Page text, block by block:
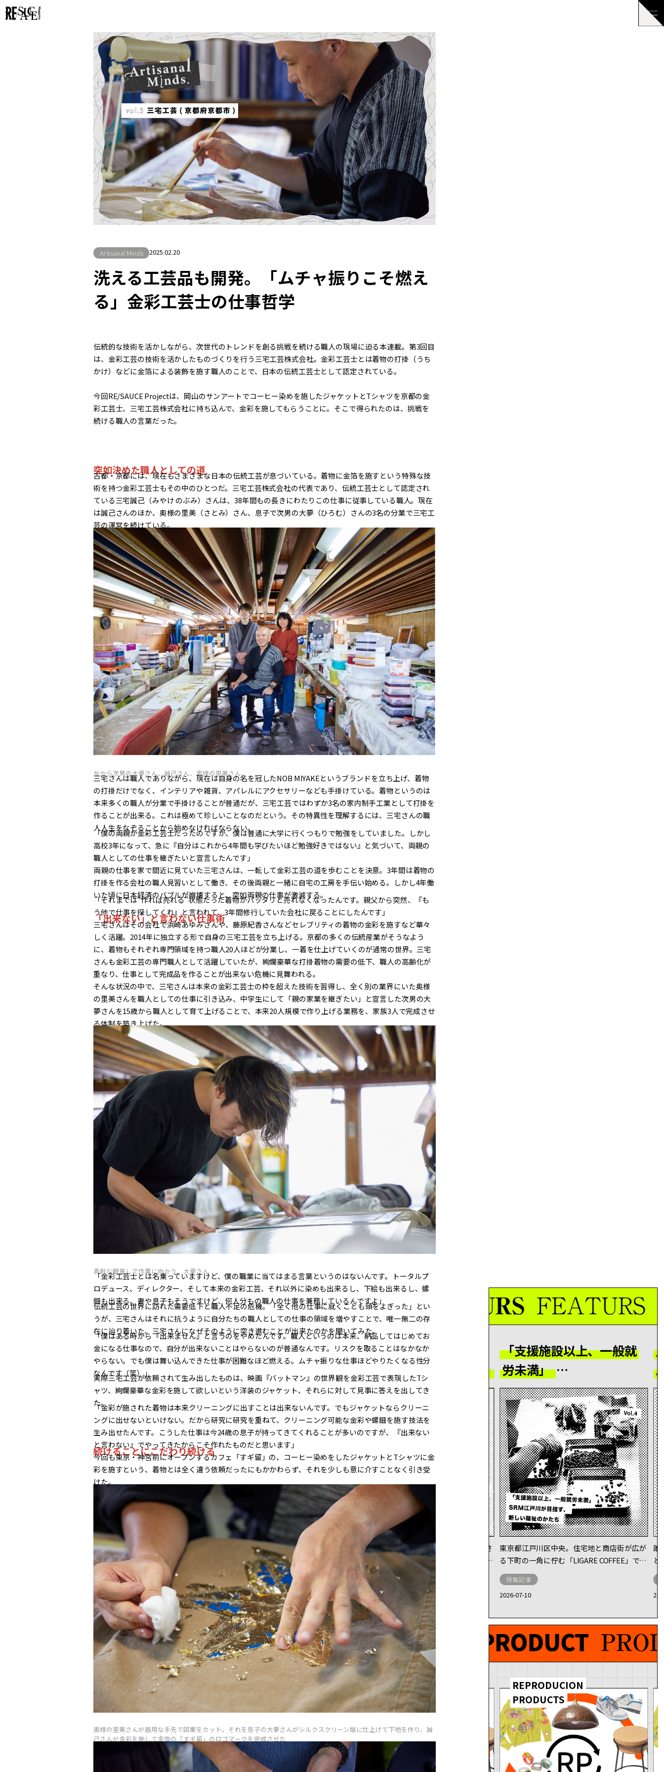
Artisanal Minds 2025.02.20
洗える工芸品も開発。「ムチャ振りこそ燃え
る」金彩工芸士の仕事哲学
伝統的な技術を活かしながら、次世代のトレンドを創る挑戦を続ける職人の現場に迫る本連載。第3回目
は、金彩工芸の技術を活かしたものづくりを行う三宅工芸株式会社。金彩工芸士とは着物の打掛（うち
かけ）などに金箔による装飾を施す職人のことで、日本の伝統工芸士として認定されている。
今回RE/SAUCE Projectは、岡山のサンアートでコーヒー染めを施したジャケットとTシャツを京都の金
彩工芸士、三宅工芸株式会社に持ち込んで、金彩を施してもらうことに。そこで得られたのは、挑戦を
続ける職人の言葉だった。
突如決めた職人としての道
古都・京都には、現在もさまざまな日本の伝統工芸が息づいている。着物に金箔を施すという特殊な技
術を持つ金彩工芸士もその中のひとつだ。三宅工芸株式会社の代表であり、伝統工芸士として認定され
ている三宅誠己（みやけ のぶみ）さんは、38年間もの長きにわたりこの仕事に従事している職人。現在
は誠己さんのほか、奥様の里美（さとみ）さん、息子で次男の大夢（ひろむ）さんの3名の分業で三宅工
芸の運営を続けている。
左から次男の大夢さん、誠己さん、奥様の里美さん
三宅さんは職人でありながら、現在は自身の名を冠したNOB MIYAKEというブランドを立ち上げ、着物
の打掛だけでなく、インテリアや雑貨、アパレルにアクセサリーなども手掛けている。着物というのは
本来多くの職人が分業で手掛けることが普通だが、三宅工芸ではわずか3名の家内制手工業として打掛を
作ることが出来る。これは極めて珍しいことなのだという。その特異性を理解するには、三宅さんの職
人人生をなぞることから始めなければならない。
「僕の両親が金彩工芸士だったのですが、僕は普通に大学に行くつもりで勉強をしていました。しかし
高校3年になって、急に『自分はこれから4年間も学びたいほど勉強好きではない』と気づいて、両親の
職人としての仕事を継ぎたいと宣言したんです」
両親の仕事を家で間近に見ていた三宅さんは、一転して金彩工芸の道を歩むことを決意。3年間は着物の
打掛を作る会社の職人見習いとして働き、その後両親と一緒に自宅の工房を手伝い始める。しかし4年働
いた頃に日本経済のバブルが崩壊すると、突如両親の仕事が激減する。
「それまでは“作れば売れる”状態だった着物がパッタリと売れなくなったんです。親父から突然、『も
う他で仕事を探してくれ』と言われて、3年間修行していた会社に戻ることにしたんです」
「出来ない」と言わない仕事術
三宅さんはその会社で浜崎あゆみさんや、藤原紀香さんなどセレブリティの着物の金彩を施すなど華々
しく活躍。2014年に独立する形で自身の三宅工芸を立ち上げる。京都の多くの伝統産業がそうなよう
に、着物もそれぞれ専門領域を持つ職人20人ほどが分業し、一着を仕上げていくのが通常の世界。三宅
さんも金彩工芸の専門職人として活躍していたが、絢爛豪華な打掛着物の需要の低下、職人の高齢化が
重なり、仕事として完成品を作ることが出来ない危機に見舞われる。
そんな状況の中で、三宅さんは本来の金彩工芸士の枠を超えた技術を習得し、全く別の業界にいた奥様
の里美さんを職人としての仕事に引き込み、中学生にして「親の家業を継ぎたい」と宣言した次男の大
夢さんを15歳から職人として育て上げることで、本来20人規模で作り上げる業務を、家族3人で完成させ
る体制を築き上げた。
真剣な眼差しで作業に向かう、大夢さん
「金彩工芸士とは名乗っていますけど、僕の職業に当てはまる言葉というのはないんです。トータルプ
ロデュース、ディレクター、そして本来の金彩工芸、それ以外に染めも出来るし、下絵も出来るし、螺
鈿も出来る。妻や息子もそうですけど、何人分もの職人の仕事を兼務しているんですよ」
伝統工芸の世界に訪れた需要低下と職人不足の危機。「全く他の仕事に就くことも頭をよぎった」とい
うが、三宅さんはそれに抗うように自分たちの職人としての仕事の領域を増やすことで、唯一無二の存
在に辿り着いた。三宅さんになぜそのように突き進むことが出来たのかを聞いてみた。
「僕はある時から『出来ません』と言うのをやめたんです。職人というのは本来、納品してはじめてお
金になる仕事なので、自分が出来ないことはやらないのが普通なんです。リスクを取ることはなかなか
やらない。でも僕は舞い込んできた仕事が困難なほど燃える。ムチャ振りな仕事ほどやりたくなる性分
なんです（笑）」
実際三宅工芸が依頼されて生み出したものは、映画『バットマン』の世界観を金彩工芸で表現したTシ
ャツ、絢爛豪華な金彩を施して欲しいという洋装のジャケット、それらに対して見事に答えを出してき
た。
「金彩が施された着物は本来クリーニングに出すことは出来ないんです。でもジャケットならクリーニ
ングに出せないといけない。だから研究に研究を重ねて、クリーニング可能な金彩や螺鈿を施す技法を
生み出せたんです。こうした仕事は今24歳の息子が持ってきてくれることが多いのですが、『出来ない
と言わない』でやってきたからこそ作れたものだと思います」
続けることにこだわり続ける
今回も東京・神宮前にオープンするカフェ「すギ留」の、コーヒー染めをしたジャケットとTシャツに金
彩を施すという、着物とは全く違う依頼だったにもかかわらず、それを少しも意に介すことなく引き受
けた。
奥様の里美さんが器用な手先で図案をカット。それを息子の大夢さんがシルクスクリーン版に仕上げて下地を作り、誠
己さんが金彩を施して金箔の「すギ留」のロゴマークを完成させた
つながり、ひらけた場所
を目指して。
陶芸ブランド「ONE
KILN」×
雨のパレード 福永浩平
地域文化や技術に独自のセンスやアイデアを
組み合わせながら、その魅力を再構築し、日
本全国、ひいては世界に発信しているクリエ
イターたち。鹿児島で活動する陶芸作家・城
戸雄介さんもその1人だ。城戸さんが主宰す
る陶器ブランド「ONE KILN」では、鹿児島
の特徴とも言える桜島の火山灰や製作途中で
割れた器を再利用したシリーズを立ち上げる
など、地域密着・循環型のものづくりへの挑
戦を続けてきた。鹿児島愛が詰まった器は県
境をはるかに超え、今や東京のセレクトショ
ップにも並ぶ。
今回は、城戸さんがRE/SAUCE Projectの活
り、アトリエへの訪問が実現した。訪れるの
は、同じく鹿児島出身であり、かねてより
ONE KILNの作品世界に惹かれていた福永浩
特集記事
2025-04-04
“好き”はなるべく自分の
近くに。菅原ありあが伝統
文化に挑む理由
「墨絵」というと、美術館や博物館に展示さ
れている古典的な絵画を想像する人が多いの
ではないだろうか。騒がしい日常とは遠く離
れた、静かで高尚な世界にだけ存在するも
の。伝統文化に対して抱きがちな、そんなイ
メージを覆し、我々の暮らしにぐっと近づけ
ようと試みている人がいる。
大自然に少しフィクショナルなエッセンスを
加えて、独自の世界を描き出す墨絵アーティ
スト、菅原ありあさん。最新の個展では表具
店と協力してミニ掛け軸の制作を行うなど、
新たなアプローチで伝統文化の魅力を惹き出
している。一体何が彼女を、自由な挑戦へと
先にあったのは、「良いものはなるべく自分
の生活に取り入れたい」という素朴で強い想
いだった。
特集記事
2025-02-20
「支援施設以上、一般就
労未満」
SRM江戸川が目指す、新し
い福祉のかたち
東京都江戸川区中央。住宅地と商店街が広が
る下町の一角に佇む「LIGARE COFFEE」で
は、障がいのある方たちが焙煎したスペシャ
ルティコーヒーが提供されている。
このコーヒーを手がけるのが、全国でも珍し
業所※「SRM江戸川」だ。
「福祉を変えたい」
そう語る代表の西野宏太郎さんに、その取り
組みと想いについて話を伺った 。
特集記事
2026-07-10
誰
と
鋳
ロ
タ
金
作
「
REPRODUCION
REPRODUCION
PRODUCTS
REPRODUCION
PRODUCTS